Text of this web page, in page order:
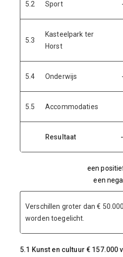
5.2 Sport
5.3
Kasteelpark ter
Horst
5.4 Onderwijs
5.5 Accommodaties
Resultaat
een
een
Verschillen groter dan €
worden toegelicht.
5.1 Kunst en cultuur € 157.000